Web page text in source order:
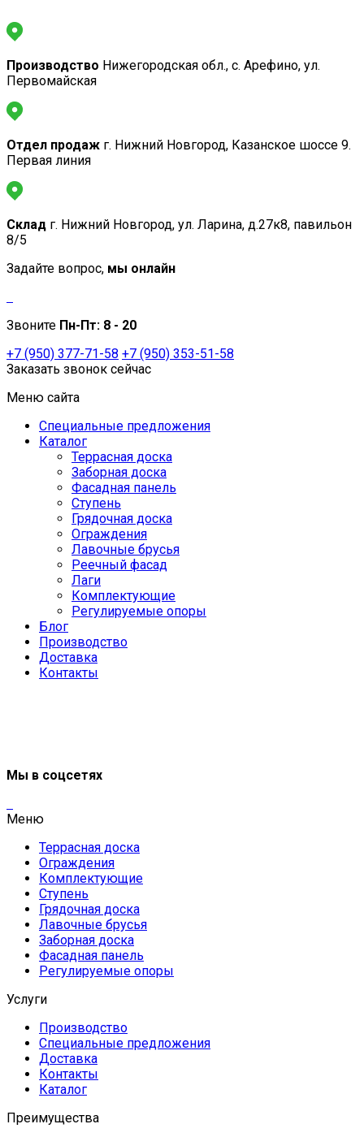
Производство Нижегородская обл., с. Арефино, ул.
Первомайская
Отдел продаж г. Нижний Новгород, Казанское шоссе 9.
Первая линия
Склад г. Нижний Новгород, ул. Ларина, д.27к8, павильон
8/5
Задайте вопрос, мы онлайн
Звоните Пн-Пт: 8 - 20
+7 (950) 377-71-58 +7 (950) 353-51-58
Заказать звонок сейчас
Меню сайта
Специальные предложения
Каталог
Террасная доска
Заборная доска
Фасадная панель
Ступень
Грядочная доска
Ограждения
Лавочные брусья
Реечный фасад
Лаги
Комплектующие
Регулируемые опоры
Блог
Производство
Доставка
Контакты
Мы в соцсетях
Меню
Террасная доска
Ограждения
Комплектующие
Ступень
Грядочная доска
Лавочные брусья
Заборная доска
Фасадная панель
Регулируемые опоры
Услуги
Производство
Специальные предложения
Доставка
Контакты
Каталог
Преимущества